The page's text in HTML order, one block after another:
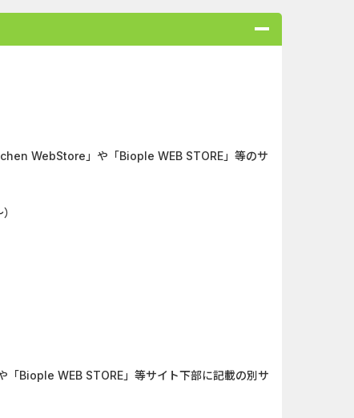
ャンペー...
WebStore」や「Biople WEB STORE」等のサ
Biople WEB STORE」等サイト下部に記載の別サ